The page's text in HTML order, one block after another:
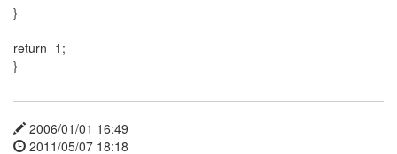
}
return -1;
}
2006/01/01 16:49
2011/05/07 18:18
델
play
movie
Eclipse
이